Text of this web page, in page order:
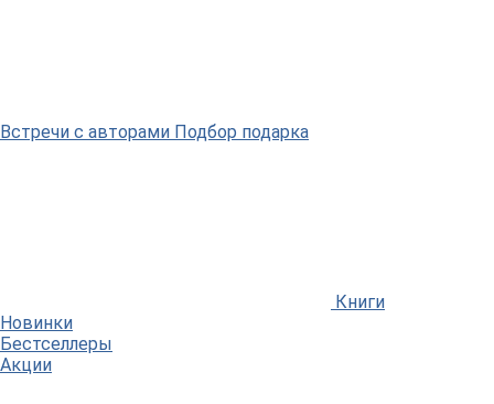
Встречи с авторами Подбор подарка
Книги
Новинки
Бестселлеры
Акции